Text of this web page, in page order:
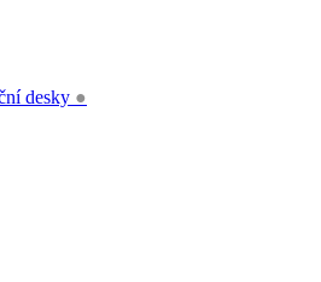
desky ●